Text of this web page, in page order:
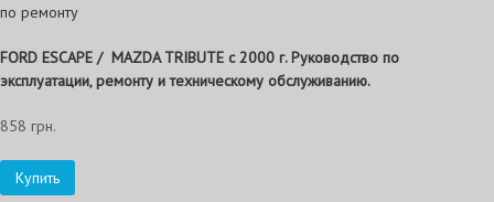
по ремонту
FORD ESCAPE / MAZDA TRIBUTE с 2000 г. Руководство по
эксплуатации, ремонту и техническому обслуживанию.
858 грн.
Купить